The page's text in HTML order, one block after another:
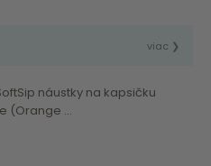
viac ❯
náustky na kapsičku
(Orange ...